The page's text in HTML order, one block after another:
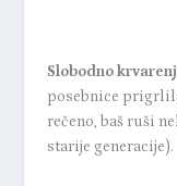
Slobodno
posebnice
rečeno, baš ruši
starije generacije).